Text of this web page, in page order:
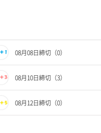
08月08日締切（0）
08月10日締切（3）
08月12日締切（0）